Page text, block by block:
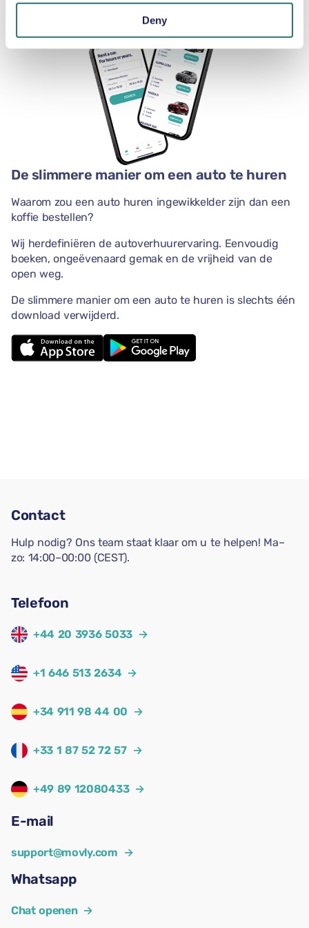
Deny
De slimmere manier om een auto te huren
Waarom zou een auto huren ingewikkelder zijn dan een
koffie bestellen?
Wij herdefiniëren de autoverhuurervaring. Eenvoudig
boeken, ongeëvenaard gemak en de vrijheid van de
open weg.
De slimmere manier om een auto te huren is slechts één
download verwijderd.
Contact
Hulp nodig? Ons team staat klaar om u te helpen! Ma–
zo: 14:00–00:00 (CEST).
Telefoon
+44 20 3936 5033 →
+1 646 513 2634 →
+34 911 98 44 00 →
+33 1 87 52 72 57 →
+49 89 12080433 →
E-mail
support@movly.com →
Whatsapp
Chat openen →